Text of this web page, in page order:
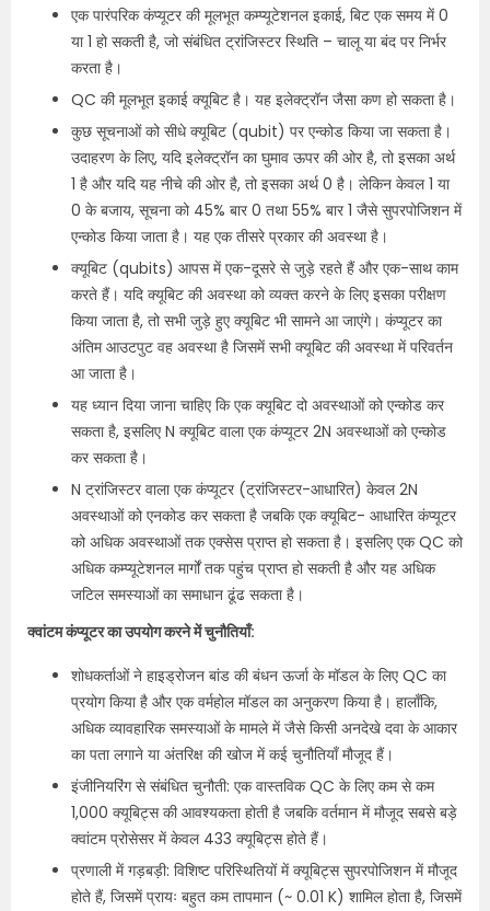
एक पारंपरिक कंप्यूटर की मूलभूत कम्प्यूटेशनल इकाई, बिट एक समय में 0
या 1 हो सकती है, जो संबंधित ट्रांजिस्टर स्थिति – चालू या बंद पर निर्भर
करता है।
QC की मूलभूत इकाई क्यूबिट है। यह इलेक्ट्रॉन जैसा कण हो सकता है।
कुछ सूचनाओं को सीधे क्यूबिट (qubit) पर एन्कोड किया जा सकता है।
उदाहरण के लिए, यदि इलेक्ट्रॉन का घुमाव ऊपर की ओर है, तो इसका अर्थ
1 है और यदि यह नीचे की ओर है, तो इसका अर्थ 0 है। लेकिन केवल 1 या
0 के बजाय, सूचना को 45% बार 0 तथा 55% बार 1 जैसे सुपरपोजिशन में
एन्कोड किया जाता है। यह एक तीसरे प्रकार की अवस्था है।
क्यूबिट (qubits) आपस में एक-दूसरे से जुड़े रहते हैं और एक-साथ काम
करते हैं। यदि क्यूबिट की अवस्था को व्यक्त करने के लिए इसका परीक्षण
किया जाता है, तो सभी जुड़े हुए क्यूबिट भी सामने आ जाएंगे। कंप्यूटर का
अंतिम आउटपुट वह अवस्था है जिसमें सभी क्यूबिट की अवस्था में परिवर्तन
आ जाता है।
यह ध्यान दिया जाना चाहिए कि एक क्यूबिट दो अवस्थाओं को एन्कोड कर
सकता है, इसलिए N क्यूबिट वाला एक कंप्यूटर 2N अवस्थाओं को एन्कोड
कर सकता है।
N ट्रांजिस्टर वाला एक कंप्यूटर (ट्रांजिस्टर-आधारित) केवल 2N
अवस्थाओं को एनकोड कर सकता है जबकि एक क्यूबिट- आधारित कंप्यूटर
को अधिक अवस्थाओं तक एक्सेस प्राप्त हो सकता है। इसलिए एक QC को
अधिक कम्प्यूटेशनल मार्गों तक पहुंच प्राप्त हो सकती है और यह अधिक
जटिल समस्याओं का समाधान ढूंढ सकता है।
क्वांटम कंप्यूटर का उपयोग करने में चुनौतियाँ:
शोधकर्ताओं ने हाइड्रोजन बांड की बंधन ऊर्जा के मॉडल के लिए QC का
प्रयोग किया है और एक वर्महोल मॉडल का अनुकरण किया है। हालाँकि,
अधिक व्यावहारिक समस्याओं के मामले में जैसे किसी अनदेखे दवा के आकार
का पता लगाने या अंतरिक्ष की खोज में कई चुनौतियाँ मौजूद हैं।
इंजीनियरिंग से संबंधित चुनौती: एक वास्तविक QC के लिए कम से कम
1,000 क्यूबिट्स की आवश्यकता होती है जबकि वर्तमान में मौजूद सबसे बड़े
क्वांटम प्रोसेसर में केवल 433 क्यूबिट्स होते हैं।
प्रणाली में गड़बड़ी: विशिष्ट परिस्थितियों में क्यूबिट्स सुपरपोजिशन में मौजूद
होते हैं, जिसमें प्रायः बहुत कम तापमान (~ 0.01 K) शामिल होता है, जिसमें